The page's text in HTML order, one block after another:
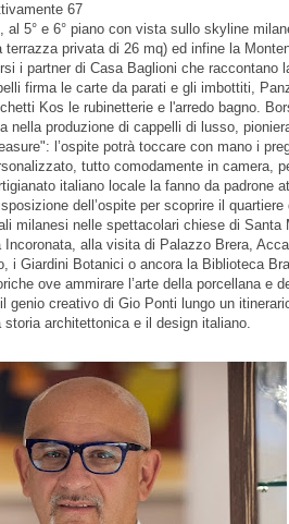
67
al 5° e 6° piano con vista sullo skyline
terrazza privata di 26 mq) ed infine la
i partner di Casa Baglioni che raccontano
firma le carte da parati e gli imbottiti,
Kos le rubinetterie e l'arredo bagno.
nella produzione di cappelli di lusso,
l’ospite potrà toccare con mano i
tutto comodamente in camera,
italiano locale la fanno da padrone
dell’ospite per scoprire il
milanesi nelle spettacolari chiese di Santa
Incoronata, alla visita di Palazzo Brera,
i Giardini Botanici o ancora la Biblioteca
ove ammirare l’arte della porcellana e
genio creativo di Gio Ponti lungo un
storia architettonica e il design italiano.